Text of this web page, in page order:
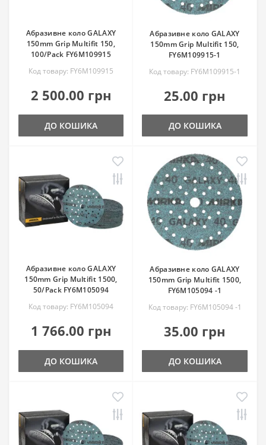
Абразивне коло GALAXY
150mm Grip Multifit 150,
100/Pack FY6M109915
Код товару: FY6M109915
2 500.00 грн
ДО КОШИКА
Абразивне коло GALAXY
150mm Grip Multifit 150,
FY6M109915-1
Код товару: FY6M109915-1
25.00 грн
ДО КОШИКА
Абразивне коло GALAXY
150mm Grip Multifit 1500,
50/Pack FY6M105094
Код товару: FY6M105094
1 766.00 грн
ДО КОШИКА
Абразивне коло GALAXY
150mm Grip Multifit 1500,
FY6M105094 -1
Код товару: FY6M105094 -1
35.00 грн
ДО КОШИКА